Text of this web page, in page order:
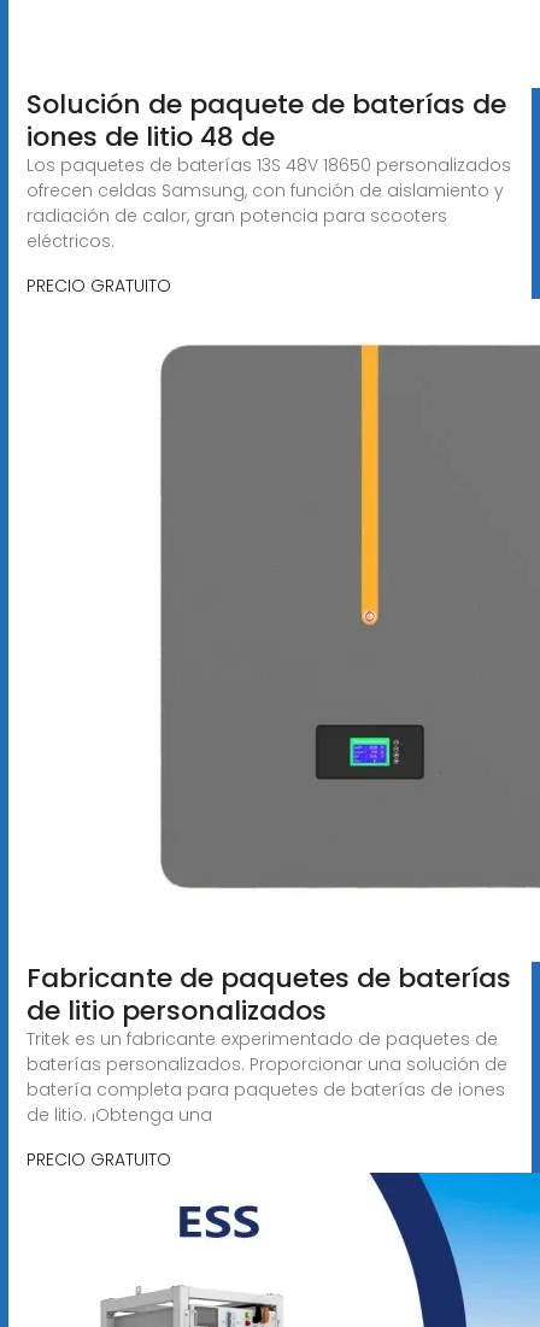
Solución de paquete de baterías de
iones de litio 48 de
Los paquetes de baterías 13S 48V 18650 personalizados
ofrecen celdas Samsung, con función de aislamiento y
radiación de calor, gran potencia para scooters
eléctricos.
PRECIO GRATUITO
Fabricante de paquetes de baterías
de litio personalizados
Tritek es un fabricante experimentado de paquetes de
baterías personalizados. Proporcionar una solución de
batería completa para paquetes de baterías de iones
de litio. ¡Obtenga una
PRECIO GRATUITO